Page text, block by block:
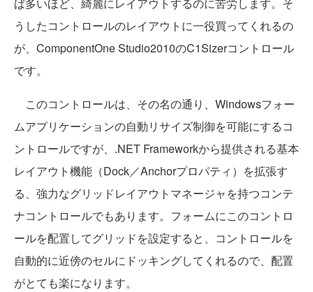
ば多いほど、綺麗にレイアウトするのに苦労します。そ
うしたコントロールのレイアウトに一役買ってくれるの
が、ComponentOne Studio2010のC1Sizerコントロール
です。
このコントロールは、その名の通り、Windowsフォー
ムアプリケーションの自動リサイズ制御を可能にするコ
ントロールですが、.NET Frameworkから提供される基本
レイアウト機能（Dock／Anchorプロパティ）を拡張す
る、強力なグリッドレイアウトマネージャを持つコンテ
ナコントロールでもあります。フォームにこのコントロ
ールを配置してグリッドを設定すると、コントロールを
自動的に近傍のセルにドッキングしてくれるので、配置
がとても楽になります。